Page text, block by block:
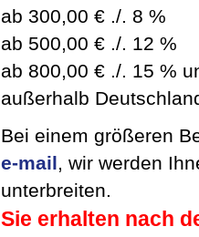
ab 300,00 € ./. 8 %
ab 500,00 € ./. 12 %
ab 800,00 € ./. 15 %
außerhalb
Bei einem größeren
e-mail, wir werden
unterbreiten.
Sie erhalten nach